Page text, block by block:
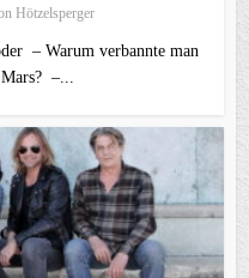
Hötzelsperger
– Warum verbannte man
–...